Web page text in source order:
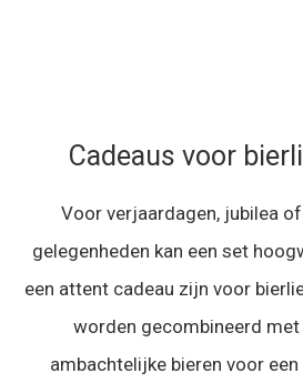
Cadeaus voor
Voor verjaardagen, jubilea
gelegenheden kan een set
een attent cadeau zijn voor
worden gecombineerd
ambachtelijke bieren voor